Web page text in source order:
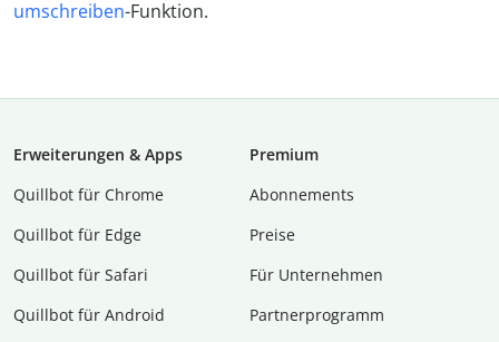
umschreiben-Funktion.
Erweiterungen & Apps
Quillbot für Chrome
Quillbot für Edge
Quillbot für Safari
Quillbot für Android
Premium
Abon­ne­ments
Preise
Für Unternehmen
Partnerprogramm